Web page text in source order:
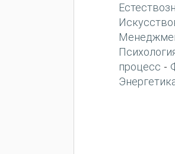
процесс -